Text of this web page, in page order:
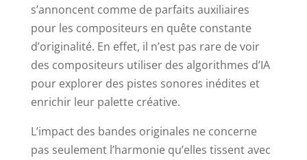
s’annoncent comme de parfaits auxiliaires
pour les compositeurs en quête constante
d’originalité. En effet, il n’est pas rare de voir
des compositeurs utiliser des algorithmes d’IA
pour explorer des pistes sonores inédites et
enrichir leur palette créative.
L’impact des bandes originales ne concerne
pas seulement l’harmonie qu’elles tissent avec